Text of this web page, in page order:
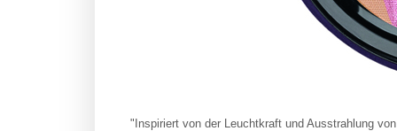
"Inspiriert von der Leuchtkraft und Ausstrahlung